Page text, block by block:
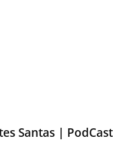
Santas | PodCast